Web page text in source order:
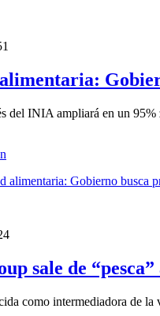
del INIA ampliará en un 95%
sale de
como intermediadora de la